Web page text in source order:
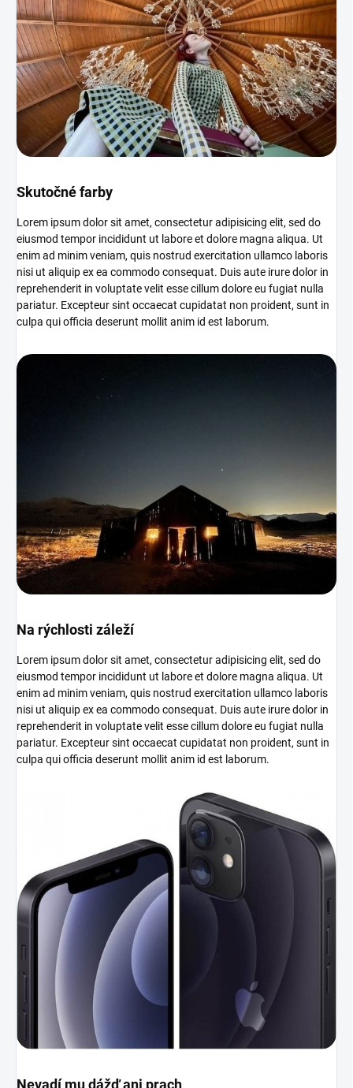
Skutočné farby
Lorem ipsum dolor sit amet, consectetur adipisicing elit, sed do
eiusmod tempor incididunt ut labore et dolore magna aliqua. Ut
enim ad minim veniam, quis nostrud exercitation ullamco laboris
nisi ut aliquip ex ea commodo consequat. Duis aute irure dolor in
reprehenderit in voluptate velit esse cillum dolore eu fugiat nulla
pariatur. Excepteur sint occaecat cupidatat non proident, sunt in
culpa qui officia deserunt mollit anim id est laborum.
Na rýchlosti záleží
Lorem ipsum dolor sit amet, consectetur adipisicing elit, sed do
eiusmod tempor incididunt ut labore et dolore magna aliqua. Ut
enim ad minim veniam, quis nostrud exercitation ullamco laboris
nisi ut aliquip ex ea commodo consequat. Duis aute irure dolor in
reprehenderit in voluptate velit esse cillum dolore eu fugiat nulla
pariatur. Excepteur sint occaecat cupidatat non proident, sunt in
culpa qui officia deserunt mollit anim id est laborum.
Nevadí mu dážď ani prach